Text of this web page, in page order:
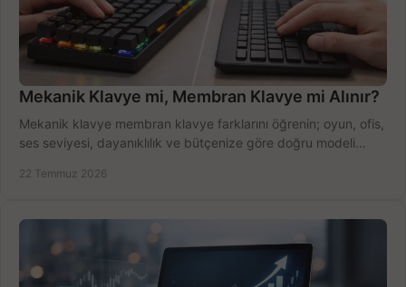
Mekanik Klavye mi, Membran Klavye mi Alınır?
Mekanik klavye membran klavye farklarını öğrenin; oyun, ofis,
ses seviyesi, dayanıklılık ve bütçenize göre doğru modeli
22 Temmuz 2026